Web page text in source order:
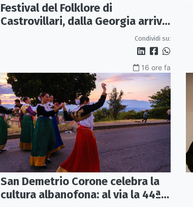
Festival del Folklore di
Castrovillari, dalla Georgia arriva
Condividi su:
16 ore fa
San Demetrio Corone celebra la
cultura albanofona: al via la 44ª